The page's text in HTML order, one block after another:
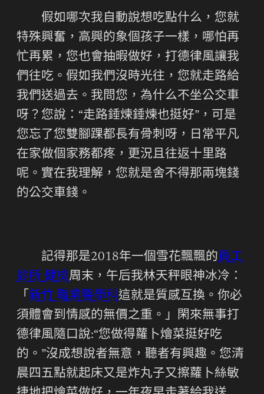
假如哪次我自動說想吃點什么，您就
特殊興奮，高興的象個孩子一樣，哪怕再
忙再累，您也會抽暇做好，打德律風讓我
們往吃。假如我們沒時光往，您就走路給
我們送過去。我問您，為什么不坐公交車
呀？您說：“走路錘煉錘煉也挺好”，可是
您忘了您雙腳踝都長有骨刺呀，日常平凡
在家做個家務都疼，更況且往返十里路
呢。實在我理解，您就是舍不得那兩塊錢
的公交車錢。
記得那是2018年一個雪花飄飄的員工
診所 健檢周末，午后我林天秤眼神冰冷：
「 新竹 職業醫學科這就是質感互換。你必
須體會到情感的無價之重。」閑來無事打
德律風隨口說:“您做得蘿卜燴菜挺好吃
的。”沒成想說者無意，聽者有興趣。您清
晨四五點就起床又是炸丸子又擦蘿卜絲敏